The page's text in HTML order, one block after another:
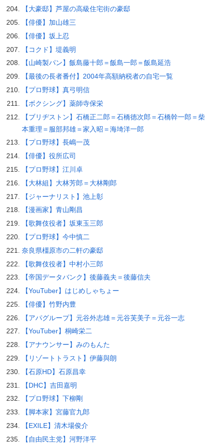
【大豪邸】芦屋の高級住宅街の豪邸
【俳優】加山雄三
【俳優】坂上忍
【コクド】堤義明
【山崎製パン】飯島藤十郎＝飯島一郎＝飯島延浩
【最後の長者番付】2004年高額納税者の自宅一覧
【プロ野球】真弓明信
【ボクシング】薬師寺保栄
【ブリヂストン】石橋正二郎＝石橋徳次郎＝石橋幹一郎＝柴
本重理＝服部邦雄＝家入昭＝海埼洋一郎
【プロ野球】長嶋一茂
【俳優】役所広司
【プロ野球】江川卓
【大林組】大林芳郎＝大林剛郎
【ジャーナリスト】池上彰
【漫画家】青山剛昌
【歌舞伎役者】坂東玉三郎
【プロ野球】今中慎二
奈良県橿原市の二軒の豪邸
【歌舞伎役者】中村小三郎
【帝国データバンク】後藤義夫＝後藤信夫
【YouTuber】はじめしゃちょー
【俳優】竹野内豊
【アパグループ】元谷外志雄＝元谷芙美子＝元谷一志
【YouTuber】桐崎栄二
【アナウンサー】みのもんた
【リゾートトラスト】伊藤與朗
【石原HD】石原昌幸
【DHC】吉田嘉明
【プロ野球】下柳剛
【脚本家】宮藤官九郎
【EXILE】清木場俊介
【自由民主党】河野洋平